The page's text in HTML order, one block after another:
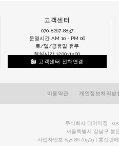
고객센터
070-8267-8837
운영시간 AM 10 - PM 06
토/일/공휴일 휴무
점심시간 12:00~13:00
고객센터 전화연결
이용약관 개인정보처리방
주식회사 디이미징 |
서울특별시 강남구 봉
사업자번호 858-86-01509 | 통신판